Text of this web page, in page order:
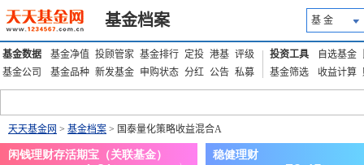
基金档案 基 金
基金数据 基金净值 投顾管家 基金排行 定投 港基 评级
基金公司
基金品种 新发基金 申购状态 分红 公告 私募
投资工具 自选基金
基金筛选
收益计算
天天基金网 > 基金档案 > 国泰量化策略收益混合A